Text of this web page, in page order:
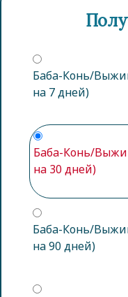
Баба-Конь/
на 7 дней)
Баба-Конь/
на 30 дней)
Баба-Конь/
на 90 дней)